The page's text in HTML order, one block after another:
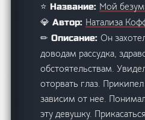
⭐ Название: Мой
💎 Автор: Натализа
✏ Описание:Он
доводам рассудка,
обстоятельствам.
оторвать глаз.
зависим от нее.
эту девушку.